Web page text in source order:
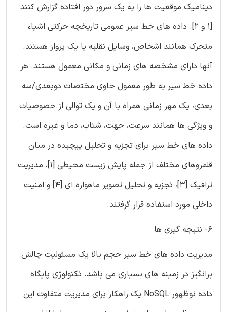
دینامیک موقعیت ها را به یک سرور دور افتاده گزارش کنند
[1 و 2]. داده های خط سیر عمومی تاریخچه حرکتی اشیاء
متحرک همانند اشخاص، وسایل نقلیه یا یک پرواز هستند.
آنها دارای مشخصه های زمانی و مکانی معمول هستند. هر
داده خط سیر به طور معمول حاوی مختصات دوبعدی/سه
بعدی، یک مهر زمانی همراه با آن و یک توالی از خصوصیات
و ویژگی ها همانند سرعت، جهت، شتاب، دما و غیره است.
داده های خط سیر برای تجزیه و تحلیل پیچیده در میان
قلمروهای مختلف از جمله پایش زیست محیطی [1]، مدیریت
ترافیک [3]، تجزیه و تحلیل تصویر ماهواره ای [4] و امنیت
داخلی مورد استفاده قرار گرفتند.
6- نتیجه گیری ها
مدیریت داده های خط سیر حجم بالا یک مسئولیت چالش
برانگیز در زمینه های بسیاری می باشد. تکنولوژی پایگاه
داده نوظهور NoSQL یک راهکار برای مدیریت متفاوت این